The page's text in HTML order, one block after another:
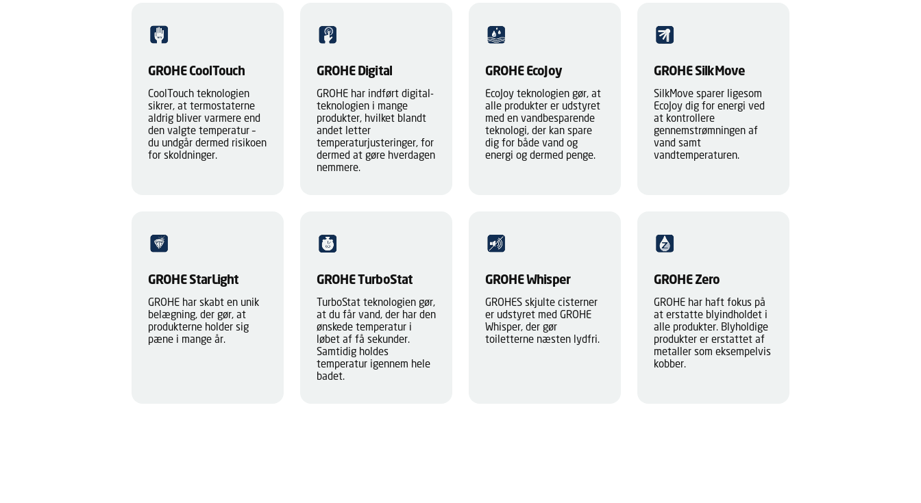
GROHE CoolTouch
CoolTouch teknologien
sikrer, at termostaterne
aldrig bliver varmere end
den valgte temperatur –
du undgår dermed risikoen
for skoldninger.
GROHE Digital
GROHE har indført digital-
teknologien i mange
produkter, hvilket blandt
andet letter
temperaturjusteringer, for
dermed at gøre hverdagen
nemmere.
GROHE EcoJoy
EcoJoy teknologien gør, at
alle produkter er udstyret
med en vandbesparende
teknologi, der kan spare
dig for både vand og
energi og dermed penge.
GROHE SilkMove
SilkMove sparer ligesom
EcoJoy dig for energi ved
at kontrollere
gennemstrømningen af
vand samt
vandtemperaturen.
GROHE StarLight
GROHE har skabt en unik
belægning, der gør, at
produkterne holder sig
pæne i mange år.
GROHE TurboStat
TurboStat teknologien gør,
at du får vand, der har den
ønskede temperatur i
løbet af få sekunder.
Samtidig holdes
temperatur igennem hele
badet.
GROHE Whisper
GROHES skjulte cisterner
er udstyret med GROHE
Whisper, der gør
toiletterne næsten lydfri.
GROHE Zero
GROHE har haft fokus på
at erstatte blyindholdet i
alle produkter. Blyholdige
produkter er erstattet af
metaller som eksempelvis
kobber.